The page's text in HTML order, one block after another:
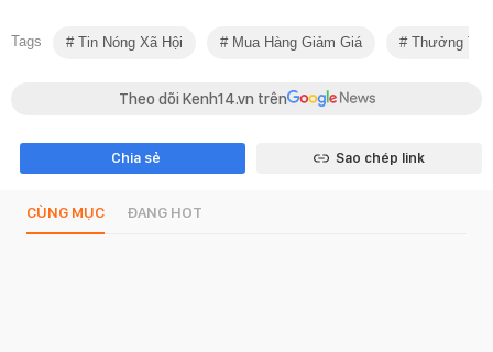
Tags Tin Nóng Xã Hội Mua Hàng Giảm Giá Thưởng Tết
Theo dõi Kenh14.vn trên
Chia sẻ Sao chép link
CÙNG MỤC ĐANG HOT